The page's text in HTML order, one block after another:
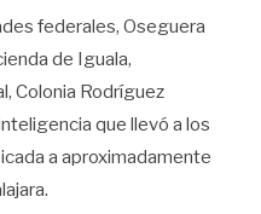
federales, Oseguera
de Iguala,
Colonia Rodríguez
que llevó a los
a aproximadamente